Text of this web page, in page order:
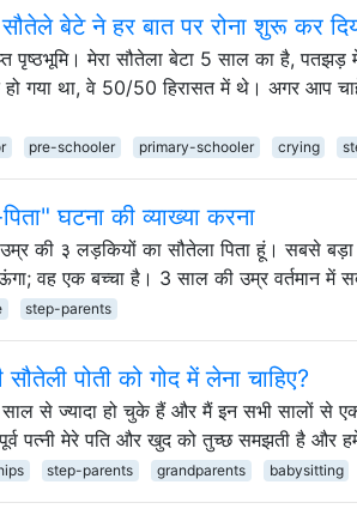
बेटे ने हर बात पर रोना शुरू कर
पृष्ठभूमि। मेरा सौतेला बेटा 5 साल का है,
गया था, वे 50/50 हिरासत में थे। अगर आप चाहें
pre-schooler primary-schooler crying
घटना की व्याख्या करना
की ३ लड़कियों का सौतेला पिता हूं। सबसे
वह एक बच्चा है। 3 साल की उम्र वर्तमान
step-parents
पोती को गोद में लेना चाहिए?
साल से ज्यादा हो चुके हैं और मैं इन सभी सालों से
पत्नी मेरे पति और खुद को तुच्छ समझती है और
step-parents grandparents babysitting